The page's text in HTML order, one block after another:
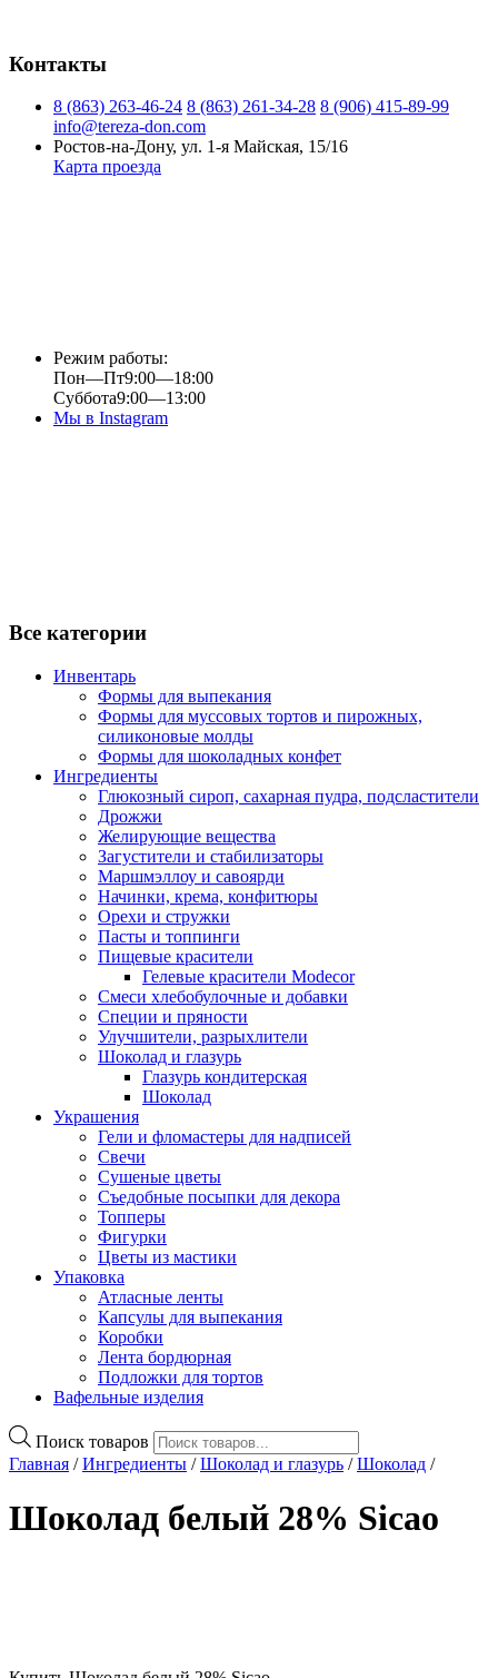
Контакты
8 (863) 263-46-24 8 (863) 261-34-28 8 (906) 415-89-99
info@tereza-don.com
Ростов-на-Дону, ул. 1-я Майская, 15/16
Карта проезда
Режим работы:
Пон—Пт9:00—18:00
Суббота9:00—13:00
Мы в Instagram
Все категории
Инвентарь
Формы для выпекания
Формы для муссовых тортов и пирожных,
силиконовые молды
Формы для шоколадных конфет
Ингредиенты
Глюкозный сироп, сахарная пудра, подсластители
Дрожжи
Желирующие вещества
Загустители и стабилизаторы
Маршмэллоу и савоярди
Начинки, крема, конфитюры
Орехи и стружки
Пасты и топпинги
Пищевые красители
Гелевые красители Modecor
Смеси хлебобулочные и добавки
Специи и пряности
Улучшители, разрыхлители
Шоколад и глазурь
Глазурь кондитерская
Шоколад
Украшения
Гели и фломастеры для надписей
Свечи
Сушеные цветы
Съедобные посыпки для декора
Топперы
Фигурки
Цветы из мастики
Упаковка
Атласные ленты
Капсулы для выпекания
Коробки
Лента бордюрная
Подложки для тортов
Вафельные изделия
Поиск товаров
Главная /Ингредиенты /Шоколад и глазурь /Шоколад /
Шоколад белый 28% Sicao